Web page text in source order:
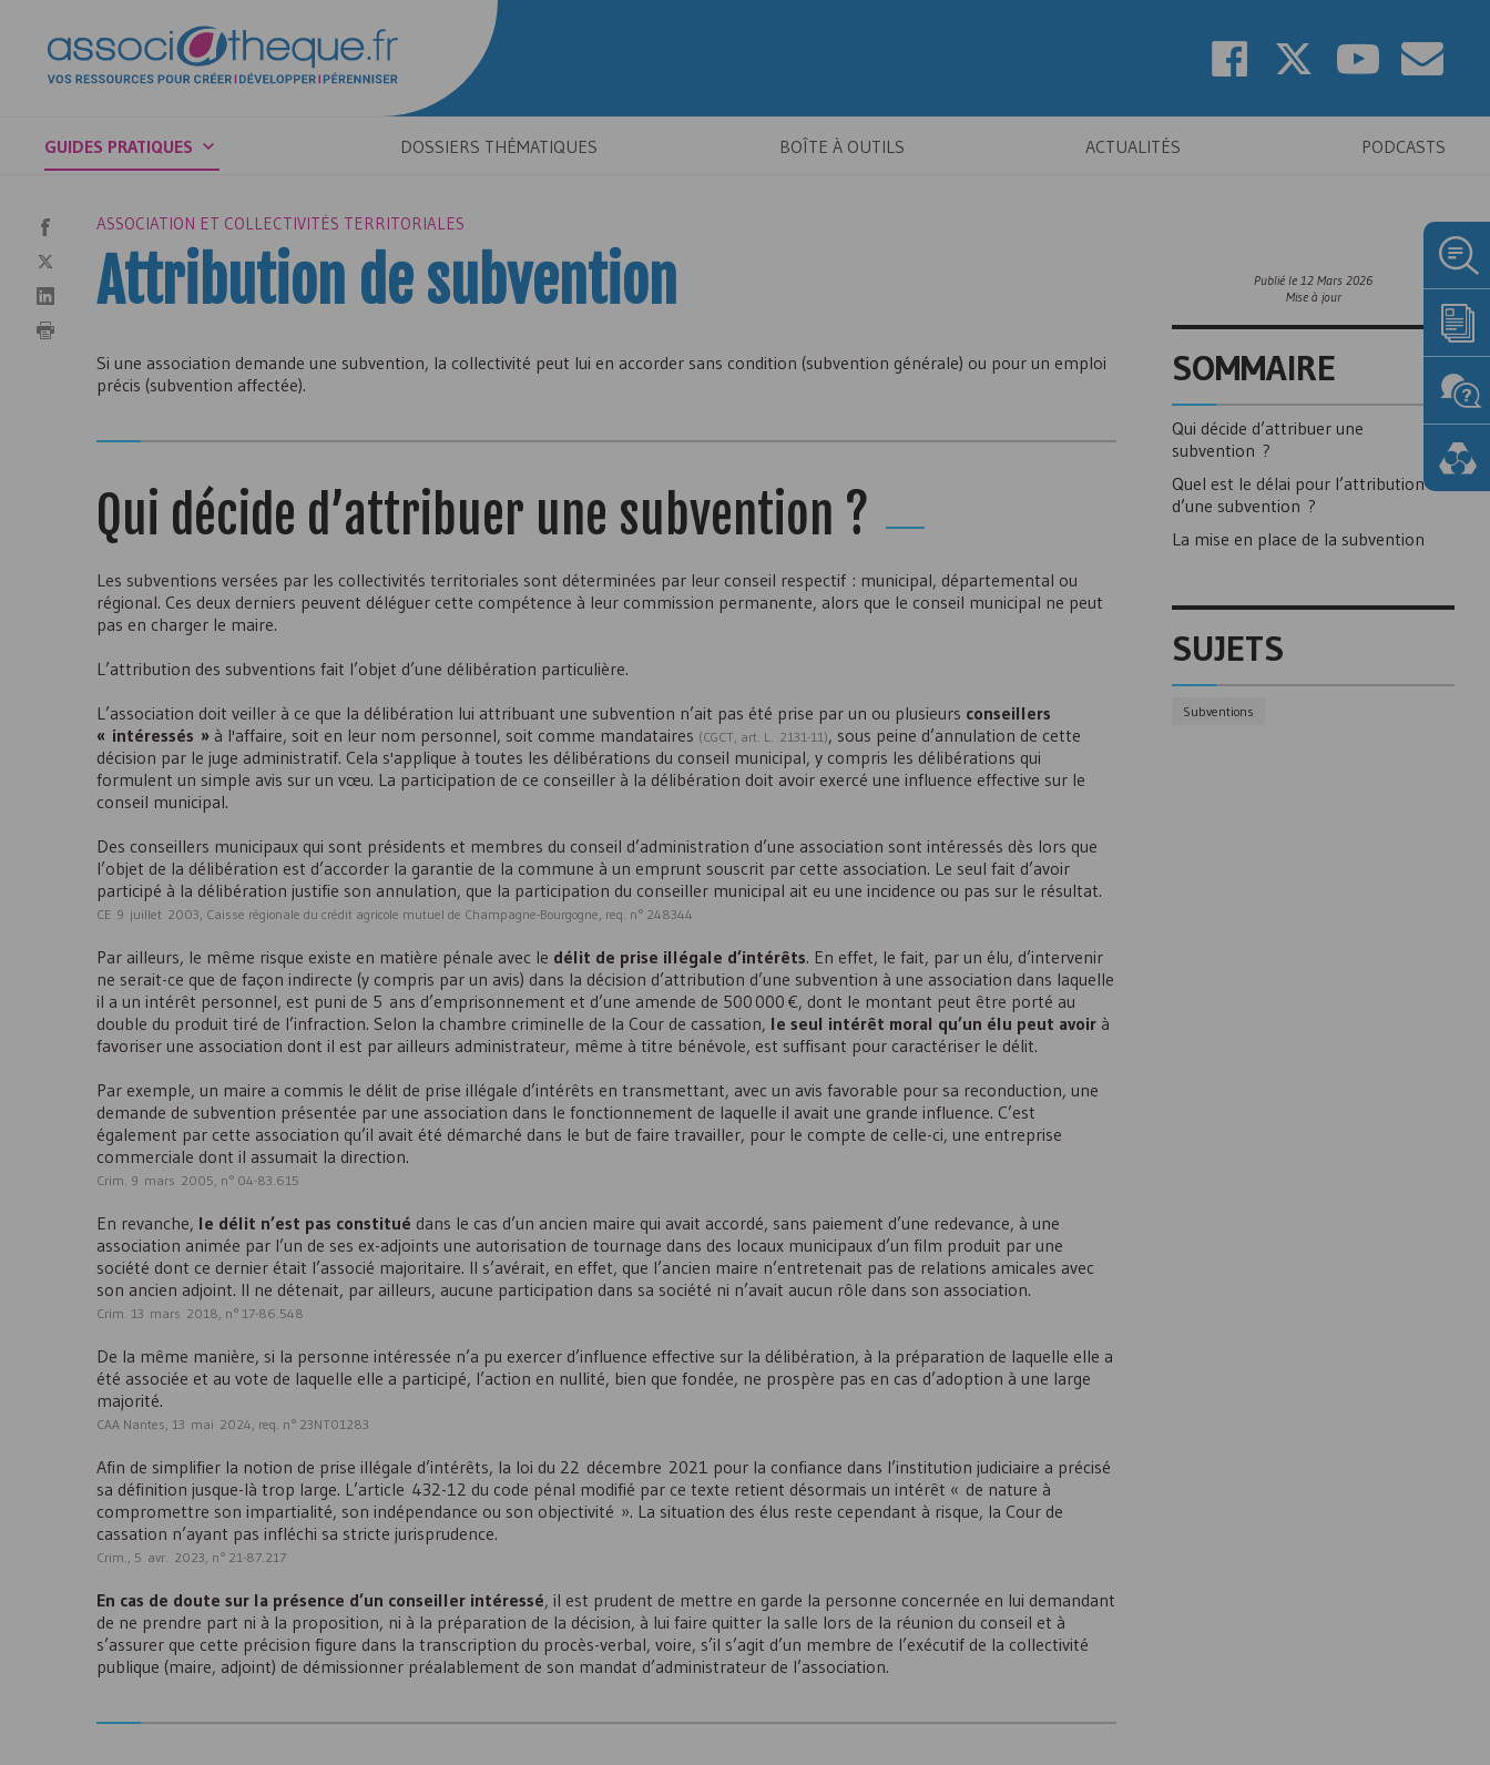
GUIDES PRATIQUES DOSSIERS THÉMATIQUES BOÎTE À OUTILS ACTUALITÉS PODCASTS
ASSOCIATION ET COLLECTIVITÉS TERRITORIALES
Attribution de subvention
Si une association demande une subvention, la collectivité peut lui en accorder sans condition (subvention générale) ou pour un emploi
précis (subvention affectée).
Qui décide d’attribuer une subvention ?
Les subventions versées par les collectivités territoriales sont déterminées par leur conseil respectif : municipal, départemental ou
régional. Ces deux derniers peuvent déléguer cette compétence à leur commission permanente, alors que le conseil municipal ne peut
pas en charger le maire.
L’attribution des subventions fait l’objet d’une délibération particulière.
L’association doit veiller à ce que la délibération lui attribuant une subvention n’ait pas été prise par un ou plusieurs conseillers
« intéressés » à l'affaire, soit en leur nom personnel, soit comme mandataires (CGCT, art. L. 2131-11), sous peine d’annulation de cette
décision par le juge administratif. Cela s'applique à toutes les délibérations du conseil municipal, y compris les délibérations qui
formulent un simple avis sur un vœu. La participation de ce conseiller à la délibération doit avoir exercé une influence effective sur le
conseil municipal.
Des conseillers municipaux qui sont présidents et membres du conseil d’administration d’une association sont intéressés dès lors que
l’objet de la délibération est d’accorder la garantie de la commune à un emprunt souscrit par cette association. Le seul fait d’avoir
participé à la délibération justifie son annulation, que la participation du conseiller municipal ait eu une incidence ou pas sur le résultat.
CE 9 juillet 2003, Caisse régionale du crédit agricole mutuel de Champagne-Bourgogne, req. n° 248344
Par ailleurs, le même risque existe en matière pénale avec le délit de prise illégale d’intérêts. En effet, le fait, par un élu, d’intervenir
ne serait-ce que de façon indirecte (y compris par un avis) dans la décision d’attribution d’une subvention à une association dans laquelle
il a un intérêt personnel, est puni de 5 ans d’emprisonnement et d’une amende de 500 000 €, dont le montant peut être porté au
double du produit tiré de l’infraction. Selon la chambre criminelle de la Cour de cassation, le seul intérêt moral qu’un élu peut avoir à
favoriser une association dont il est par ailleurs administrateur, même à titre bénévole, est suffisant pour caractériser le délit.
Par exemple, un maire a commis le délit de prise illégale d’intérêts en transmettant, avec un avis favorable pour sa reconduction, une
demande de subvention présentée par une association dans le fonctionnement de laquelle il avait une grande influence. C’est
également par cette association qu’il avait été démarché dans le but de faire travailler, pour le compte de celle-ci, une entreprise
commerciale dont il assumait la direction.
Crim. 9 mars 2005, n° 04-83.615
En revanche, le délit n’est pas constitué dans le cas d’un ancien maire qui avait accordé, sans paiement d’une redevance, à une
association animée par l’un de ses ex-adjoints une autorisation de tournage dans des locaux municipaux d’un film produit par une
société dont ce dernier était l’associé majoritaire. Il s’avérait, en effet, que l’ancien maire n’entretenait pas de relations amicales avec
son ancien adjoint. Il ne détenait, par ailleurs, aucune participation dans sa société ni n’avait aucun rôle dans son association.
Crim. 13 mars 2018, n° 17-86.548
De la même manière, si la personne intéressée n’a pu exercer d’influence effective sur la délibération, à la préparation de laquelle elle a
été associée et au vote de laquelle elle a participé, l’action en nullité, bien que fondée, ne prospère pas en cas d’adoption à une large
majorité.
CAA Nantes, 13 mai 2024, req. n° 23NT01283
Afin de simplifier la notion de prise illégale d’intérêts, la loi du 22 décembre 2021 pour la confiance dans l’institution judiciaire a précisé
sa définition jusque-là trop large. L’article 432-12 du code pénal modifié par ce texte retient désormais un intérêt « de nature à
compromettre son impartialité, son indépendance ou son objectivité ». La situation des élus reste cependant à risque, la Cour de
cassation n’ayant pas infléchi sa stricte jurisprudence.
Crim., 5 avr. 2023, n° 21-87.217
En cas de doute sur la présence d’un conseiller intéressé, il est prudent de mettre en garde la personne concernée en lui demandant
de ne prendre part ni à la proposition, ni à la préparation de la décision, à lui faire quitter la salle lors de la réunion du conseil et à
s’assurer que cette précision figure dans la transcription du procès-verbal, voire, s’il s’agit d’un membre de l’exécutif de la collectivité
publique (maire, adjoint) de démissionner préalablement de son mandat d’administrateur de l’association.
Publié le 12 Mars 2026
Mise à jour
SOMMAIRE
Qui décide d’attribuer une
subvention ?
Quel est le délai pour l’attribution
d’une subvention ?
La mise en place de la subvention
SUJETS
Subventions